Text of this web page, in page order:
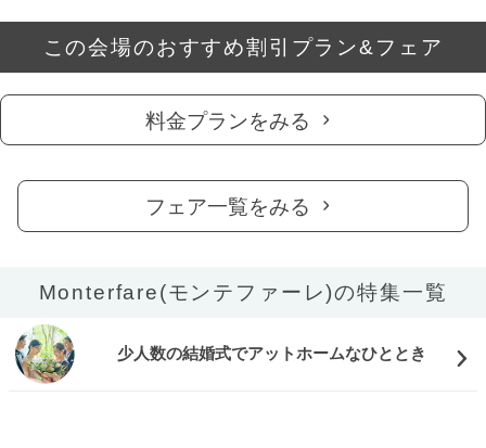
この会場のおすすめ割引プラン&フェア
料金プランをみる
フェア一覧をみる
Monterfare(モンテファーレ)の特集一覧
少人数の結婚式でアットホームなひととき